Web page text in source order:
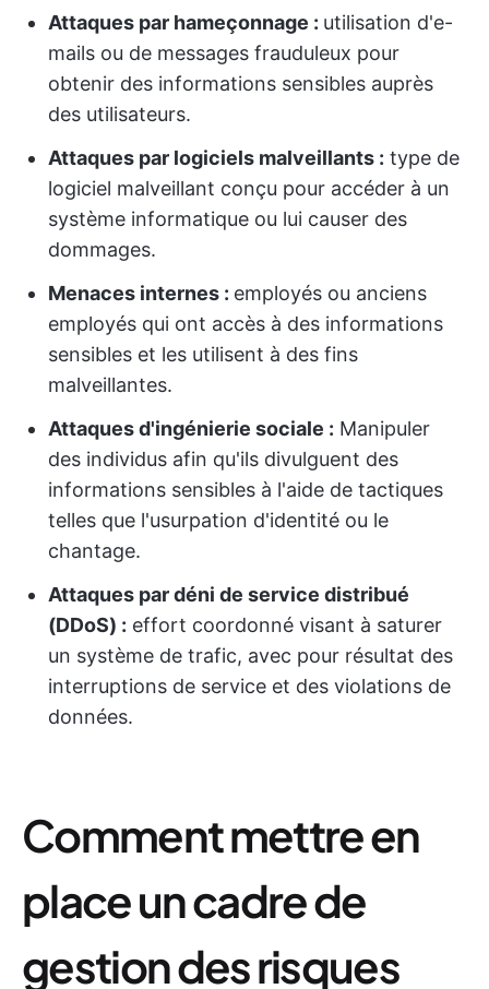
Attaques par hameçonnage : utilisation d'e-
mails ou de messages frauduleux pour
obtenir des informations sensibles auprès
des utilisateurs.
Attaques par logiciels malveillants : type de
logiciel malveillant conçu pour accéder à un
système informatique ou lui causer des
dommages.
Menaces internes : employés ou anciens
employés qui ont accès à des informations
sensibles et les utilisent à des fins
malveillantes.
Attaques d'ingénierie sociale : Manipuler
des individus afin qu'ils divulguent des
informations sensibles à l'aide de tactiques
telles que l'usurpation d'identité ou le
chantage.
Attaques par déni de service distribué
(DDoS) : effort coordonné visant à saturer
un système de trafic, avec pour résultat des
interruptions de service et des violations de
données.
Comment mettre en
place un cadre de
gestion des risques